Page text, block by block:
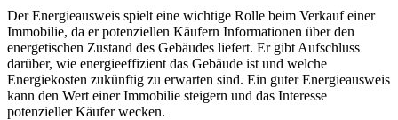
Der Energieausweis spielt eine wichtige Rolle beim Verkauf einer
Immobilie, da er potenziellen Käufern Informationen über den
energetischen Zustand des Gebäudes liefert. Er gibt Aufschluss
darüber, wie energieeffizient das Gebäude ist und welche
Energiekosten zukünftig zu erwarten sind. Ein guter Energieausweis
kann den Wert einer Immobilie steigern und das Interesse
potenzieller Käufer wecken.